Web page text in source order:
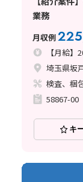
業務
月収例
【月給】
埼玉県坂
58867-00
キ